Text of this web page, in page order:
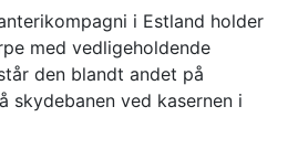
i Estland holder
med vedligeholdende
den blandt andet på
skydebanen ved kasernen i